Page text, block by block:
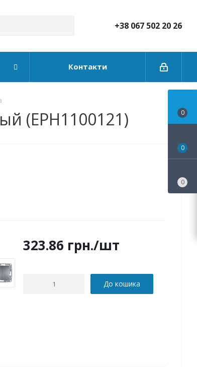
+38 067 502 20 26
Контакти
(EPH1100121)
323.86 грн./шт
До кошика
0
0
0